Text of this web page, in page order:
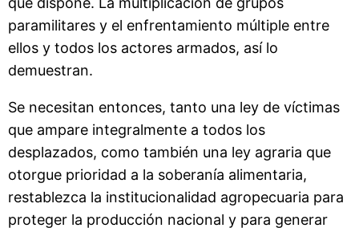
paramilitares y el enfrentamiento múltiple entre
ellos y todos los actores armados, así lo
demuestran.
Se necesitan entonces, tanto una ley de víctimas
que ampare integralmente a todos los
desplazados, como también una ley agraria que
otorgue prioridad a la soberanía alimentaria,
restablezca la institucionalidad agropecuaria para
proteger la producción nacional y para generar